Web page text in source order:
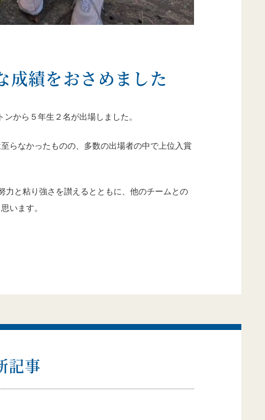
成績をおさめました
から５年生２名が出場しました。
らなかったものの、多数の出場者の中で上位入賞
力と粘り強さを讃えるとともに、他のチームとの
います。
記事